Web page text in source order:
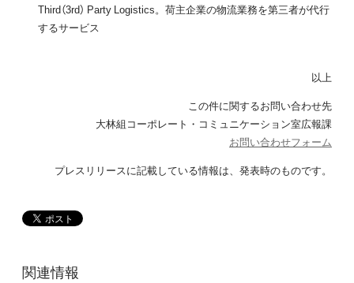
Third（3rd） Party Logistics。荷主企業の物流業務を第三者が代行
するサービス
以上
この件に関するお問い合わせ先
大林組コーポレート・コミュニケーション室広報課
お問い合わせフォーム
プレスリリースに記載している情報は、 発表時のものです。
関連情報